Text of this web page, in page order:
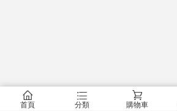
󰂠
首頁
󰂦
分類
󰂟
購物車